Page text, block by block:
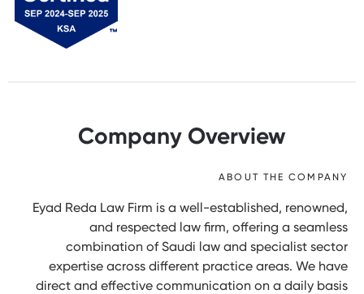
Company Overview
ABOUT THE COMPANY
Eyad Reda Law Firm is a well-established, renowned,
and respected law firm, offering a seamless
combination of Saudi law and specialist sector
expertise across different practice areas. We have
direct and effective communication on a daily basis